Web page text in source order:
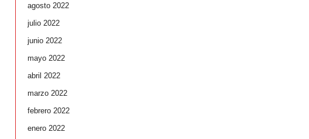
agosto 2022
julio 2022
junio 2022
mayo 2022
abril 2022
marzo 2022
febrero 2022
enero 2022